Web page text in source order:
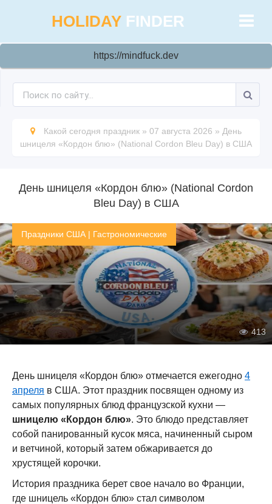
HOLIDAY FINDER
https://mindfuck.dev
Какой сегодня праздник » 07 августа 2026 » День
шницеля «Кордон блю» (National Cordon Bleu Day) в США
День шницеля «Кордон блю» (National Cordon
Bleu Day) в США
Праздники США | Гастрономические
413
День шницеля «Кордон блю» отмечается ежегодно 4
апреля в США. Этот праздник посвящен одному из
самых популярных блюд французской кухни —
шницелю «Кордон блю». Это блюдо представляет
собой панированный кусок мяса, начиненный сыром
и ветчиной, который затем обжаривается до
хрустящей корочки.
История праздника берет свое начало во Франции,
где шницель «Кордон блю» стал символом